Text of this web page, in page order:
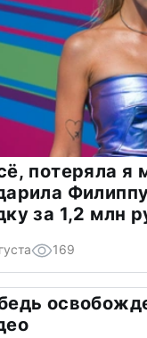
потеряла я
за 1,2 млн
169